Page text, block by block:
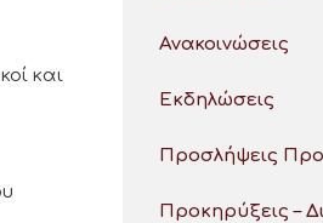
και
Ανακοινώσεις
Εκδηλώσεις
Προσλήψεις
Προκηρύξεις –